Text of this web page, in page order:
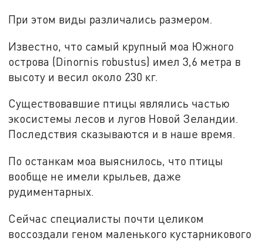
При этом виды различались размером.
Известно, что самый крупный моа Южного
острова (Dinornis robustus) имел 3,6 метра в
высоту и весил около 230 кг.
Существовавшие птицы являлись частью
экосистемы лесов и лугов Новой Зеландии.
Последствия сказываются и в наше время.
По останкам моа выяснилось, что птицы
вообще не имели крыльев, даже
рудиментарных.
Сейчас специалисты почти целиком
воссоздали геном маленького кустарникового